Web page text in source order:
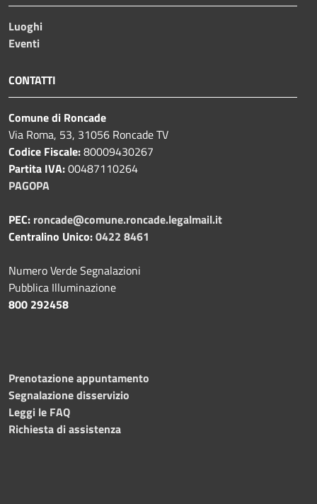
Luoghi
Eventi
CONTATTI
Comune di Roncade
Via Roma, 53, 31056 Roncade TV
Codice Fiscale:80009430267
Partita IVA:00487110264
PAGOPA
PEC: roncade@comune.roncade.legalmail.it
Centralino Unico:0422 8461
Numero Verde Segnalazioni
Pubblica Illuminazione
800 292458
Prenotazione appuntamento
Segnalazione disservizio
Leggi le FAQ
Richiesta di assistenza